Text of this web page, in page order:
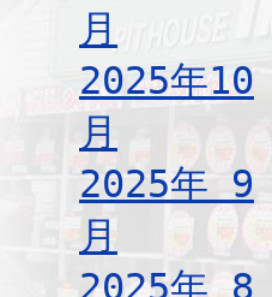
月
2025年10
月
2025年 9
月
2025年 8